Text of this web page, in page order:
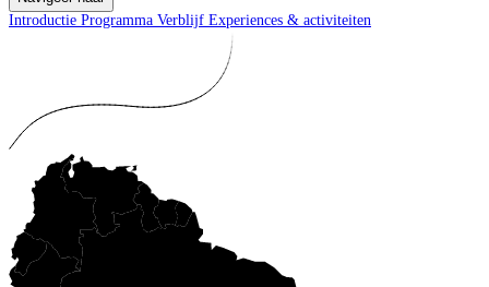
Introductie Programma Verblijf Experiences & activiteiten